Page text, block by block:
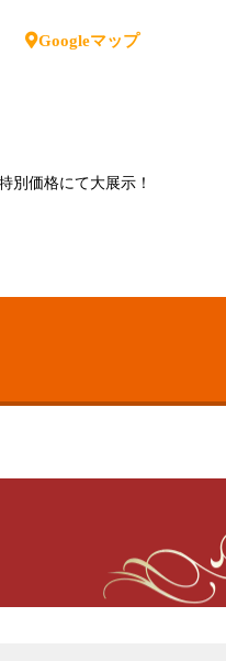
Googleマップ
別価格にて大展示！